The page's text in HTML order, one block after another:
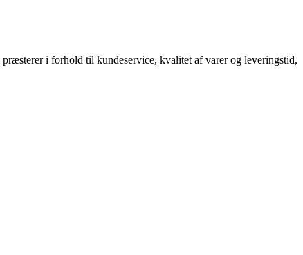
i forhold til kundeservice, kvalitet af varer og leveringstid,